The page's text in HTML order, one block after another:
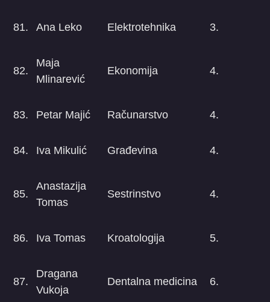
81. Ana Leko Elektrotehnika 3.
82.
Maja
Mlinarević
Ekonomija 4.
83. Petar Majić Računarstvo 4.
84. Iva Mikulić Građevina 4.
85.
Anastazija
Tomas
Sestrinstvo 4.
86. Iva Tomas Kroatologija 5.
87.
Dragana
Vukoja
Dentalna medicina 6.